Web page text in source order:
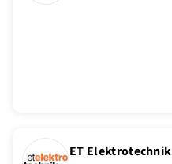
ET Elektrotechnik